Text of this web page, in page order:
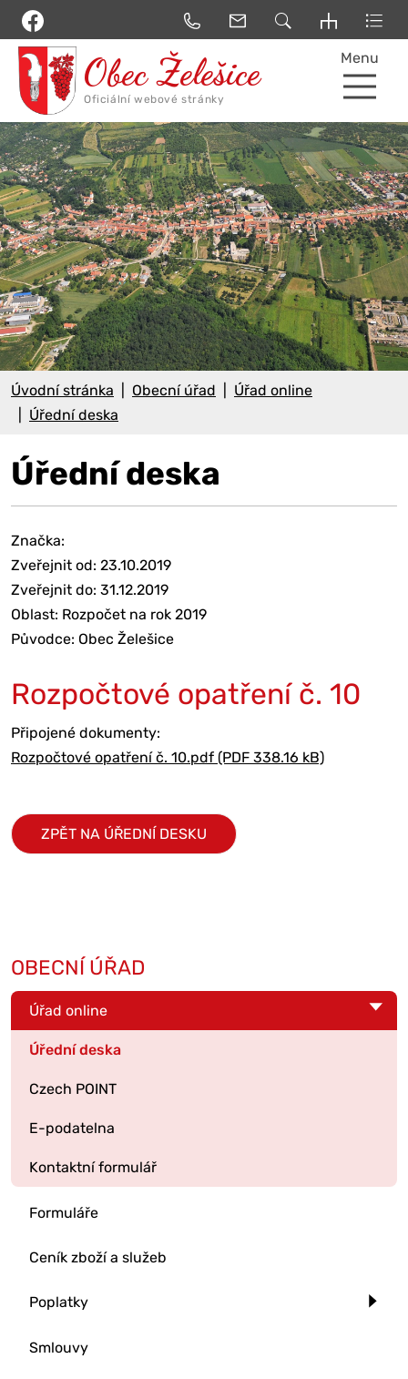
Menu
Úvodní stránka Obecní úřad
Úřad online
Úřední deska
Úřední deska
Značka:
Zveřejnit od: 23.10.2019
Zveřejnit do: 31.12.2019
Oblast: Rozpočet na rok 2019
Původce: Obec Želešice
Rozpočtové opatření č. 10
Připojené dokumenty:
Rozpočtové opatření č. 10.pdf (PDF 338.16 kB)
ZPĚT NA ÚŘEDNÍ DESKU
OBECNÍ ÚŘAD
Úřad online
Úřední deska
Czech POINT
E-podatelna
Kontaktní formulář
Formuláře
Ceník zboží a služeb
Poplatky
Smlouvy